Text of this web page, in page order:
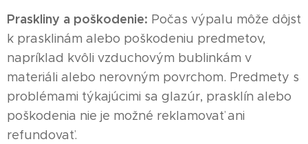
Praskliny a poškodenie: Počas výpalu môže dôjsť
k prasklinám alebo poškodeniu predmetov,
napríklad kvôli vzduchovým bublinkám v
materiáli alebo nerovným povrchom. Predmety s
problémami týkajúcimi sa glazúr, prasklín alebo
poškodenia nie je možné reklamovať ani
refundovať.